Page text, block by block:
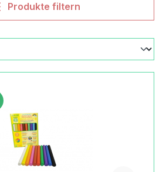
Produkte filtern